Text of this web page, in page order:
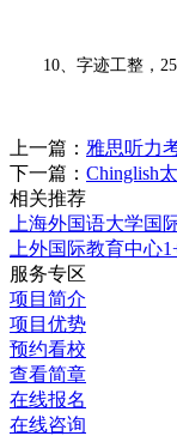
10、字迹工整，
上一篇： 雅思听力
下一篇： Chinglish
相关推荐
上海外国语大学国
上外国际教育中心
服务专区
项目简介
项目优势
预约看校
查看简章
在线报名
在线咨询